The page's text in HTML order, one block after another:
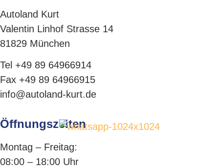
Autoland Kurt
Valentin Linhof Strasse 14
81829 München
Tel +49 89 64966914
Fax +49 89 64966915
info@autoland-kurt.de
Öffnungszeiten
Montag – Freitag:
08:00 – 18:00 Uhr